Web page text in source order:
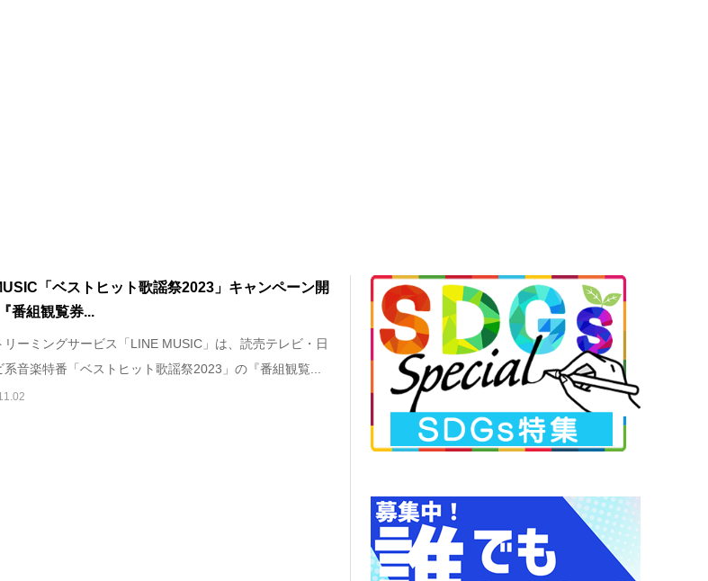
「ベストヒット歌謡祭2023」キャンペーン開
番組観覧券...
リーミングサービス「LINE MUSIC」は、読売テレビ・日
系音楽特番「ベストヒット歌謡祭2023」の『番組観覧...